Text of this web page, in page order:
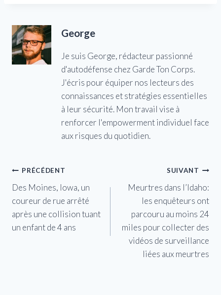
George
Je suis George, rédacteur passionné
d'autodéfense chez Garde Ton Corps.
J'écris pour équiper nos lecteurs des
connaissances et stratégies essentielles
à leur sécurité. Mon travail vise à
renforcer l'empowerment individuel face
aux risques du quotidien.
Navigation
de
l’article
PRÉCÉDENT
Des Moines, Iowa, un
coureur de rue arrêté
après une collision tuant
un enfant de 4 ans
SUIVANT
Meurtres dans l’Idaho:
les enquêteurs ont
parcouru au moins 24
miles pour collecter des
vidéos de surveillance
liées aux meurtres